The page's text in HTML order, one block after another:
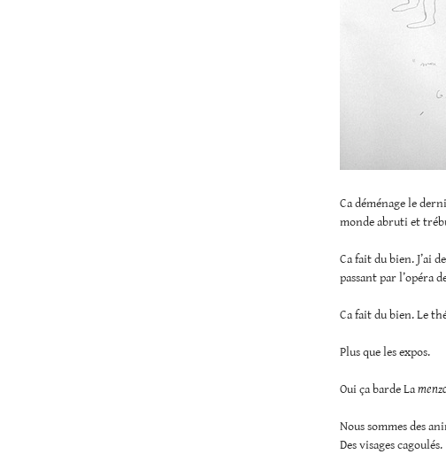
Ca déménage le
monde abruti et
Ca fait du bien. J’ai
passant par l’opéra
Ca fait du bien. Le
Plus que les expos.
Oui ça barde La
Nous sommes des
Des visages cagoulés.